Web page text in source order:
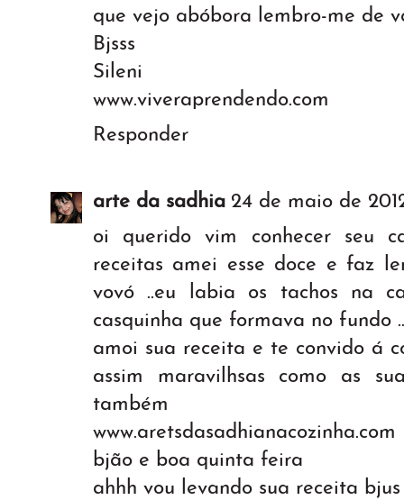
que vejo abóbora lembro-me de
Bjsss
Sileni
www.viveraprendendo.com
Responder
arte da sadhia 24 de maio de
oi querido vim conhecer seu
receitas amei esse doce e faz
vovó ..eu labia os tachos na
casquinha que formava no fundo
amoi sua receita e te convido á
assim maravilhsas como as
também
www.aretsdasadhianacozinha.com
bjão e boa quinta feira
ahhh vou levando sua receita bjus